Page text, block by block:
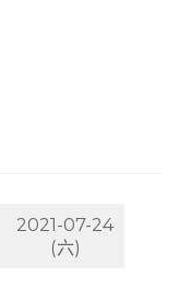
2021-07-24
(六)